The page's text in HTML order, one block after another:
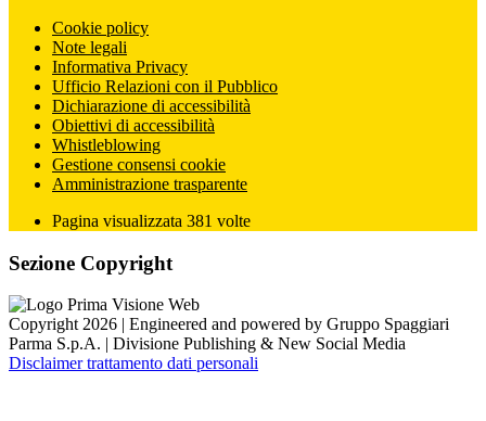
Cookie policy
Note legali
Informativa Privacy
Ufficio Relazioni con il Pubblico
Dichiarazione di accessibilità
Obiettivi di accessibilità
Whistleblowing
Gestione consensi cookie
Amministrazione trasparente
Pagina visualizzata 381 volte
Sezione Copyright
Copyright 2026 | Engineered and powered by Gruppo Spaggiari
Parma S.p.A. | Divisione Publishing & New Social Media
Disclaimer trattamento dati personali